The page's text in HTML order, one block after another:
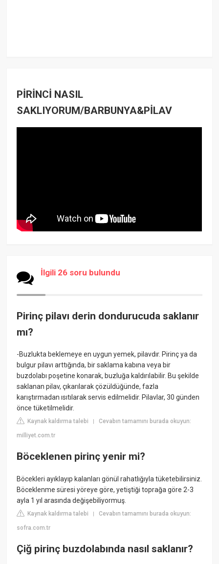
PİRİNCİ NASIL
SAKLIYORUM/BARBUNYA&PİLAV
İlgili 26 soru bulundu
Pirinç pilavı derin dondurucuda saklanır
mı?
-Buzlukta beklemeye en uygun yemek, pilavdır. Pirinç ya da
bulgur pilavı arttığında, bir saklama kabına veya bir
buzdolabı poşetine konarak, buzluğa kaldırılabilir. Bu şekilde
saklanan pilav, çıkarılarak çözüldüğünde, fazla
karıştırmadan ısıtılarak servis edilmelidir. Pilavlar, 30 günden
önce tüketilmelidir.
Kaynak kaldırma talebi |Cevabın tamamını burada okuyun:
milliyet.com.tr
Böceklenen pirinç yenir mi?
Böcekleri ayıklayıp kalanları gönül rahatlığıyla tüketebilirsiniz.
Böceklenme süresi yöreye göre, yetiştiği toprağa göre 2-3
ayla 1 yıl arasında değişebiliyormuş.
Kaynak kaldırma talebi |Cevabın tamamını burada okuyun:
sofra.com.tr
Çiğ pirinç buzdolabında nasıl saklanır?